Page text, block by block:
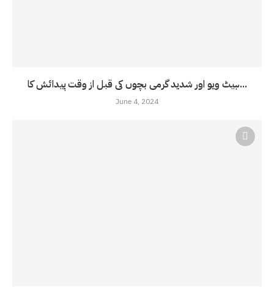
ہیٹ ویو اور شدید گرمی بچوں کی قبل از وقت پیدائش کا...
June 4, 2024